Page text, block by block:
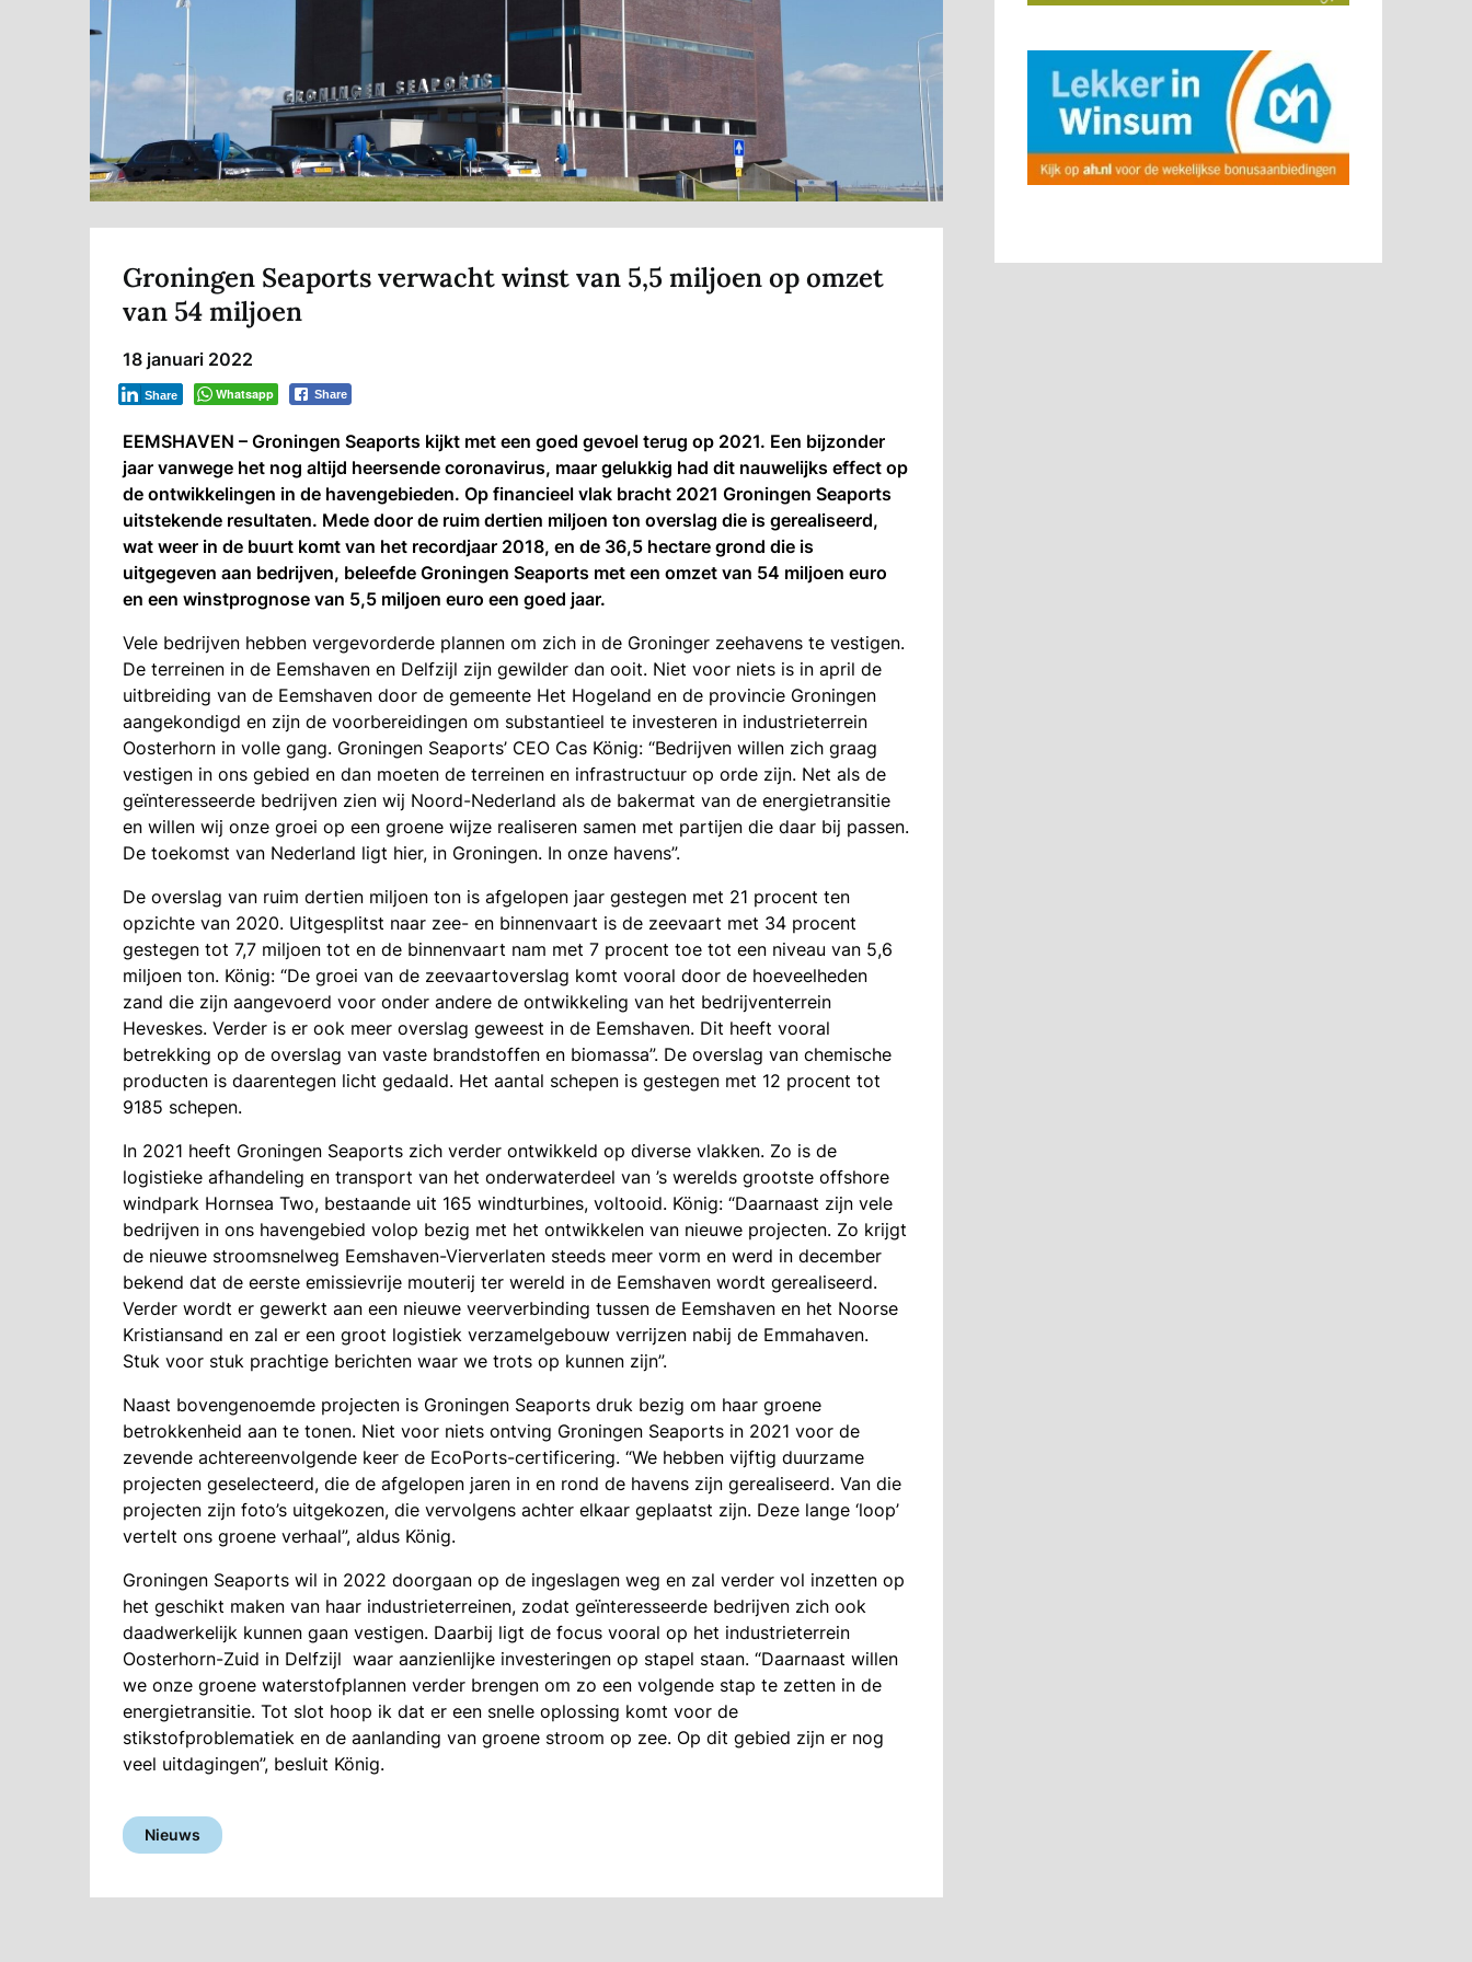
Groningen Seaports verwacht winst van 5,5 miljoen op omzet
van 54 miljoen
18 januari 2022
Whatsapp Share
Share
EEMSHAVEN – Groningen Seaports kijkt met een goed gevoel terug op 2021. Een bijzonder
jaar vanwege het nog altijd heersende coronavirus, maar gelukkig had dit nauwelijks effect op
de ontwikkelingen in de havengebieden. Op financieel vlak bracht 2021 Groningen Seaports
uitstekende resultaten. Mede door de ruim dertien miljoen ton overslag die is gerealiseerd,
wat weer in de buurt komt van het recordjaar 2018, en de 36,5 hectare grond die is
uitgegeven aan bedrijven, beleefde Groningen Seaports met een omzet van 54 miljoen euro
en een winstprognose van 5,5 miljoen euro een goed jaar.
Vele bedrijven hebben vergevorderde plannen om zich in de Groninger zeehavens te vestigen.
De terreinen in de Eemshaven en Delfzijl zijn gewilder dan ooit. Niet voor niets is in april de
uitbreiding van de Eemshaven door de gemeente Het Hogeland en de provincie Groningen
aangekondigd en zijn de voorbereidingen om substantieel te investeren in industrieterrein
Oosterhorn in volle gang. Groningen Seaports’ CEO Cas König: “Bedrijven willen zich graag
vestigen in ons gebied en dan moeten de terreinen en infrastructuur op orde zijn. Net als de
geïnteresseerde bedrijven zien wij Noord-Nederland als de bakermat van de energietransitie
en willen wij onze groei op een groene wijze realiseren samen met partijen die daar bij passen.
De toekomst van Nederland ligt hier, in Groningen. In onze havens”.
De overslag van ruim dertien miljoen ton is afgelopen jaar gestegen met 21 procent ten
opzichte van 2020. Uitgesplitst naar zee- en binnenvaart is de zeevaart met 34 procent
gestegen tot 7,7 miljoen tot en de binnenvaart nam met 7 procent toe tot een niveau van 5,6
miljoen ton. König: “De groei van de zeevaartoverslag komt vooral door de hoeveelheden
zand die zijn aangevoerd voor onder andere de ontwikkeling van het bedrijventerrein
Heveskes. Verder is er ook meer overslag geweest in de Eemshaven. Dit heeft vooral
betrekking op de overslag van vaste brandstoffen en biomassa”. De overslag van chemische
producten is daarentegen licht gedaald. Het aantal schepen is gestegen met 12 procent tot
9185 schepen.
In 2021 heeft Groningen Seaports zich verder ontwikkeld op diverse vlakken. Zo is de
logistieke afhandeling en transport van het onderwaterdeel van ’s werelds grootste offshore
windpark Hornsea Two, bestaande uit 165 windturbines, voltooid. König: “Daarnaast zijn vele
bedrijven in ons havengebied volop bezig met het ontwikkelen van nieuwe projecten. Zo krijgt
de nieuwe stroomsnelweg Eemshaven-Vierverlaten steeds meer vorm en werd in december
bekend dat de eerste emissievrije mouterij ter wereld in de Eemshaven wordt gerealiseerd.
Verder wordt er gewerkt aan een nieuwe veerverbinding tussen de Eemshaven en het Noorse
Kristiansand en zal er een groot logistiek verzamelgebouw verrijzen nabij de Emmahaven.
Stuk voor stuk prachtige berichten waar we trots op kunnen zijn”.
Naast bovengenoemde projecten is Groningen Seaports druk bezig om haar groene
betrokkenheid aan te tonen. Niet voor niets ontving Groningen Seaports in 2021 voor de
zevende achtereenvolgende keer de EcoPorts-certificering. “We hebben vijftig duurzame
projecten geselecteerd, die de afgelopen jaren in en rond de havens zijn gerealiseerd. Van die
projecten zijn foto’s uitgekozen, die vervolgens achter elkaar geplaatst zijn. Deze lange ‘loop’
vertelt ons groene verhaal”, aldus König.
Groningen Seaports wil in 2022 doorgaan op de ingeslagen weg en zal verder vol inzetten op
het geschikt maken van haar industrieterreinen, zodat geïnteresseerde bedrijven zich ook
daadwerkelijk kunnen gaan vestigen. Daarbij ligt de focus vooral op het industrieterrein
Oosterhorn-Zuid in Delfzijl waar aanzienlijke investeringen op stapel staan. “Daarnaast willen
we onze groene waterstofplannen verder brengen om zo een volgende stap te zetten in de
energietransitie. Tot slot hoop ik dat er een snelle oplossing komt voor de
stikstofproblematiek en de aanlanding van groene stroom op zee. Op dit gebied zijn er nog
veel uitdagingen”, besluit König.
Nieuws